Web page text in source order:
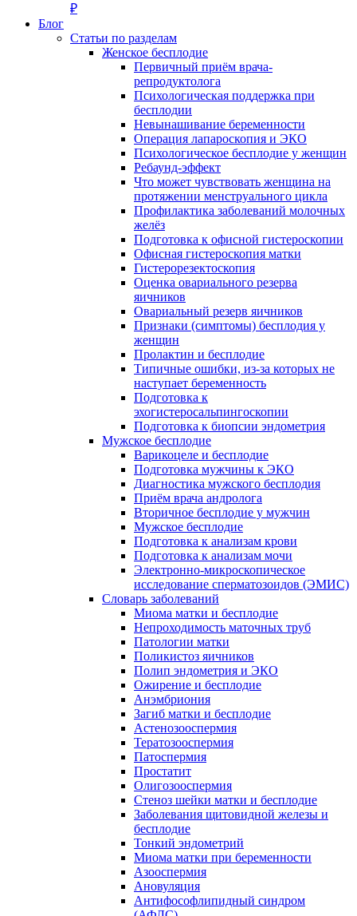
₽
Блог
Статьи по разделам
Женское бесплодие
Первичный приём врача-
репродуктолога
Психологическая поддержка при
бесплодии
Невынашивание беременности
Операция лапароскопия и ЭКО
Психологическое бесплодие у женщин
Ребаунд-эффект
Что может чувствовать женщина на
протяжении менструального цикла
Профилактика заболеваний молочных
желёз
Подготовка к офисной гистероскопии
Офисная гистероскопия матки
Гистерорезектоскопия
Оценка овариального резерва
яичников
Овариальный резерв яичников
Признаки (симптомы) бесплодия у
женщин
Пролактин и бесплодие
Типичные ошибки, из-за которых не
наступает беременность
Подготовка к
эхогистеросальпингоскопии
Подготовка к биопсии эндометрия
Мужское бесплодие
Варикоцеле и бесплодие
Подготовка мужчины к ЭКО
Диагностика мужского бесплодия
Приём врача андролога
Вторичное бесплодие у мужчин
Мужское бесплодие
Подготовка к анализам крови
Подготовка к анализам мочи
Электронно-микроскопическое
исследование сперматозоидов (ЭМИC)
Словарь заболеваний
Миома матки и бесплодие
Непроходимость маточных труб
Патологии матки
Поликистоз яичников
Полип эндометрия и ЭКО
Ожирение и бесплодие
Анэмбриония
Загиб матки и бесплодие
Астенозооспермия
Тератозооспермия
Патоспермия
Простатит
Олигозооспермия
Стеноз шейки матки и бесплодие
Заболевания щитовидной железы и
бесплодие
Тонкий эндометрий
Миома матки при беременности
Азооспермия
Ановуляция
Антифософлипидный синдром